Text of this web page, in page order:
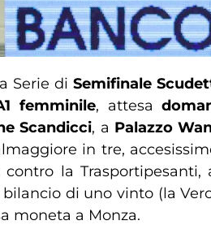
Serie diSemifinale
femminile, attesa
Scandicci, a Palazzo
in tre,
contro la
di uno vinto (la
moneta a Monza.